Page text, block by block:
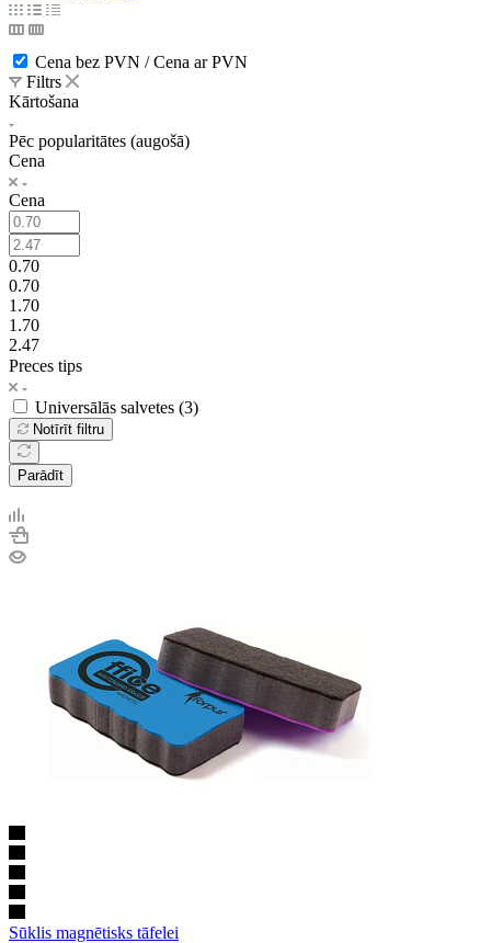
Cena bez PVN / Cena ar PVN
Filtrs
Kārtošana
Pēc popularitātes (augošā)
Cena
Cena
0.70
0.70
1.70
1.70
2.47
Preces tips
Universālās salvetes (3)
Notīrīt filtru
Parādīt
Sūklis magnētisks tāfelei